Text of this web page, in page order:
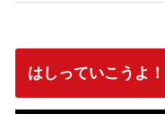
はしっていこうよ！